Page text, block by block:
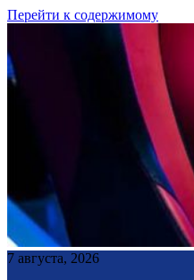
Перейти к содержимому
7 августа, 2026